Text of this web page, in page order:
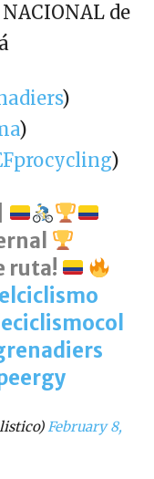
de
)
)
)
ruta!
February 8,